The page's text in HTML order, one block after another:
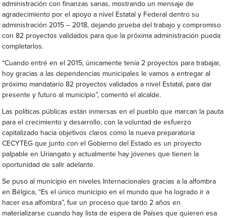
administración con finanzas sanas, mostrando un mensaje de
agradecimiento por el apoyo a nivel Estatal y Federal dentro su
administración 2015 – 2018, dejando prueba del trabajo y compromiso
con 82 proyectos validados para que la próxima administración pueda
completarlos.
“Cuando entré en el 2015, únicamente tenía 2 proyectos para trabajar,
hoy gracias a las dependencias municipales le vamos a entregar al
próximo mandatario 82 proyectos validados a nivel Estatal, para dar
presente y futuro al municipio”, comentó el alcalde.
Las políticas públicas están inmersas en el pueblo que marcan la pauta
para el crecimiento y desarrollo, con la voluntad de esfuerzo
capitalizado hacia objetivos claros como la nueva preparatoria
CECYTEG que junto con el Gobierno del Estado es un proyecto
palpable en Uriangato y actualmente hay jóvenes que tienen la
oportunidad de salir adelante.
Se puso al municipio en niveles Internacionales gracias a la alfombra
en Bélgica, “Es el único municipio en el mundo que ha logrado ir a
hacer esa alfombra”, fue un proceso que tardo 2 años en
materializarse cuando hay lista de espera de Países que quieren esa